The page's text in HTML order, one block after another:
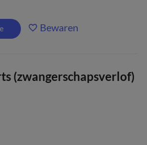
Bewaren
(zwangerschapsverlof)